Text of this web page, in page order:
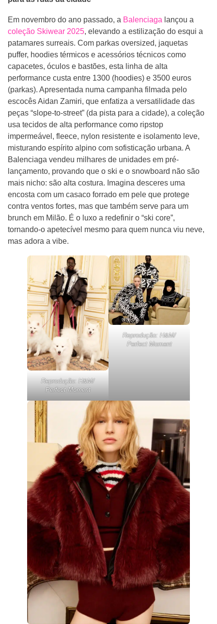
Em novembro do ano passado, a Balenciaga lançou a
coleção Skiwear 2025, elevando a estilização do esqui a
patamares surreais. Com parkas oversized, jaquetas
puffer, hoodies térmicos e acessórios técnicos como
capacetes, óculos e bastões, esta linha de alta
performance custa entre 1300 (hoodies) e 3500 euros
(parkas). Apresentada numa campanha filmada pelo
escocês Aidan Zamiri, que enfatiza a versatilidade das
peças “slope‑to‑street” (da pista para a cidade), a coleção
usa tecidos de alta performance como ripstop
impermeável, fleece, nylon resistente e isolamento leve,
misturando espírito alpino com sofisticação urbana. A
Balenciaga vendeu milhares de unidades em pré-
lançamento, provando que o ski e o snowboard não são
mais nicho: são alta costura. Imagina desceres uma
encosta com um casaco forrado em pele que protege
contra ventos fortes, mas que também serve para um
brunch em Milão. É o luxo a redefinir o “ski core”,
tornando-o apetecível mesmo para quem nunca viu neve,
mas adora a vibe.
Reprodução: H&M/
Perfect Moment
Reprodução: H&M/
Perfect Moment